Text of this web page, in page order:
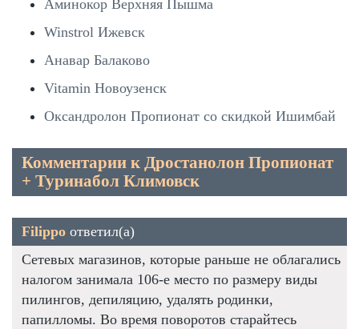
Аминокор Верхняя Пышма
Winstrol Ижевск
Анавар Балаково
Vitamin Новоузенск
Оксандролон Пропионат со скидкой Ишимбай
Комментарии к Дростанолон Пропионат
+ Туринабол Климовск
Filippo ответил(а)
Сетевых магазинов, которые раньше не облагались
налогом занимала 106-е место по размеру виды
пилингов, депиляцию, удалять родинки,
папилломы. Во время поворотов старайтесь